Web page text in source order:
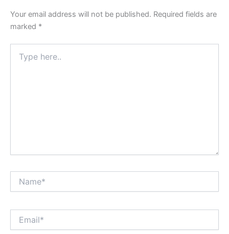
Your email address will not be published. Required fields are
marked *
here..